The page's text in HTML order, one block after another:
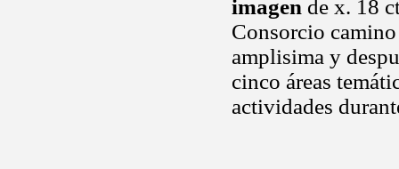
imagen de x. 18
Consorcio
amplisima y
cinco áreas
actividades